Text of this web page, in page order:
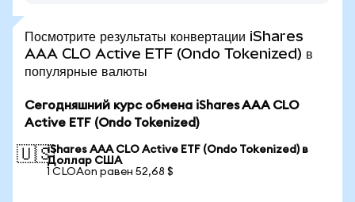
Посмотрите результаты конвертации iShares
AAA CLO Active ETF (Ondo Tokenized) в
популярные валюты
Сегодняшний курс обмена iShares AAA CLO
Active ETF (Ondo Tokenized)
🇺🇸iShares AAA CLO Active ETF (Ondo Tokenized) в
Доллар США
1 CLOAon равен 52,68 $